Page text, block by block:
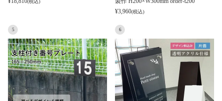
(税込)
¥3,960(税込)
5 6